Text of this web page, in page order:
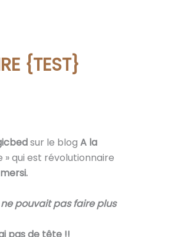
{TEST}
sur le blog A la
» qui est révolutionnaire
pouvait pas faire plus
pas de tête !!